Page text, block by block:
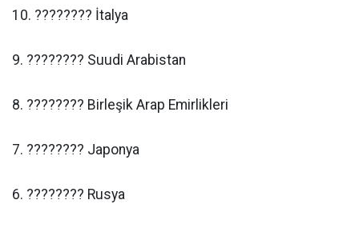
10. ???????? İtalya
9. ???????? Suudi Arabistan
8. ???????? Birleşik Arap Emirlikleri
7. ???????? Japonya
6. ???????? Rusya